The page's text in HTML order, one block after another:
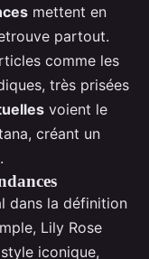
mettent en
partout.
comme les
très prisées
voient le
créant un
dans la définition
Lily Rose
iconique,